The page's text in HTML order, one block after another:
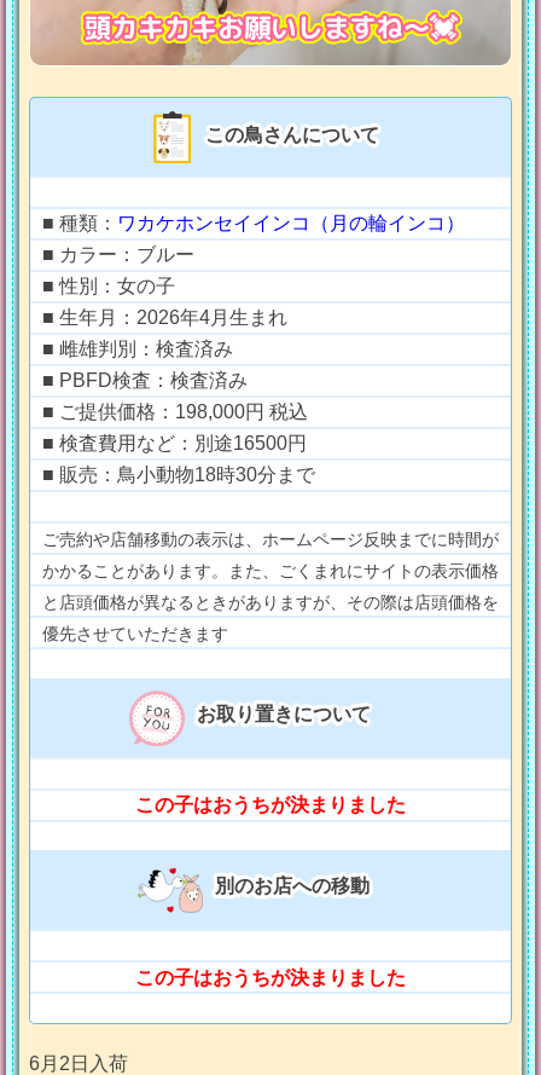
頭カキカキお願いしますね〜💓‪
この鳥さんについて
■ 種類： ワカケホンセイインコ（月の輪インコ）
■ カラー：ブルー
■ 性別：女の子
■ 生年月：2026年4月生まれ
■ 雌雄判別：検査済み
■ PBFD検査：検査済み
■ ご提供価格：198,000円 税込
■ 検査費用など：別途16500円
■ 販売：鳥小動物18時30分まで
ご売約や店舗移動の表示は、ホームページ反映までに時間が
かかることがあります。また、ごくまれにサイトの表示価格
と店頭価格が異なるときがありますが、その際は店頭価格を
優先させていただきます
お取り置きについて
この子はおうちが決まりました
別のお店への移動
この子はおうちが決まりました
6月2日入荷